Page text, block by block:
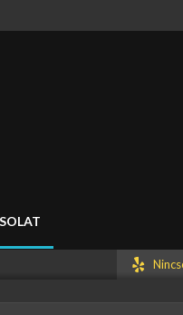
Munkatársaink rövidesen